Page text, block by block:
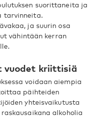
suorittaneita ja
tarvinneita.
ja suurin osa
vähintään kerran
vuodet kriittisiä
voidaan aiempia
päihteiden
yhteisvaikutusta
alkoholia